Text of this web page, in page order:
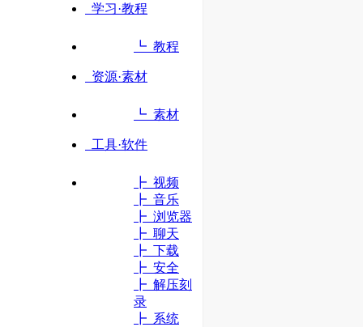
学习·教程
┗ 教程
资源·素材
┗ 素材
工具·软件
┣ 视频
┣ 音乐
┣ 浏览器
┣ 聊天
┣ 下载
┣ 安全
┣ 解压刻
录
┣ 系统